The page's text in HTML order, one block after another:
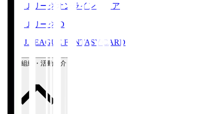
Ｊリーグオンラインストア
ＪリーグID
J.LEAGUE FANTASY CARD
運営組織・活動紹介